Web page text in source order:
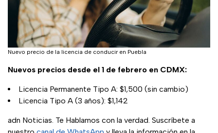
Nuevo precio de la licencia de conducir en Puebla
Nuevos precios desde el 1 de febrero en CDMX:
Licencia Permanente Tipo A: $1,500 (sin cambio)
Licencia Tipo A (3 años): $1,142
adn Noticias. Te Hablamos con la verdad. Suscríbete a